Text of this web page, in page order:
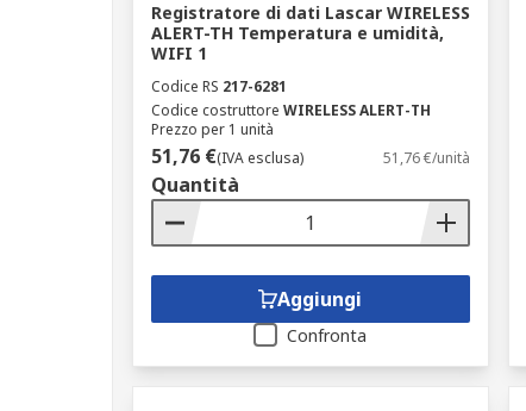
Registratore di dati Lascar WIRELESS
ALERT-TH Temperatura e umidità,
WIFI 1
Codice RS 217-6281
Codice costruttore WIRELESS ALERT-TH
Prezzo per 1 unità
51,76 €(IVA esclusa) 51,76 €/unità
Quantità
Aggiungi
Confronta